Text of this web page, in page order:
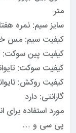
متر
سایز سیم: نمره
کیفیت سیم: مس
کیفیت پین سوکت:
کیفیت سوکت:
کیفیت روکش:
گارانتی: دارد
مورد استفاده برای
پی سی و …